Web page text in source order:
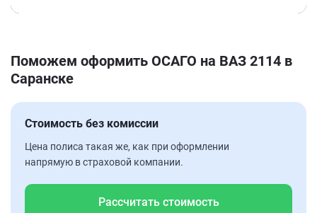
Поможем оформить ОСАГО на ВАЗ 2114 в
Саранске
Стоимость без комиссии
Цена полиса такая же, как при оформлении
напрямую в страховой компании.
Рассчитать стоимость